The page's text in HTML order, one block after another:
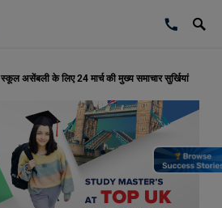
स्कूल असेंबली के लिए 24 मार्च की मुख्य समाचार सुर्खियां